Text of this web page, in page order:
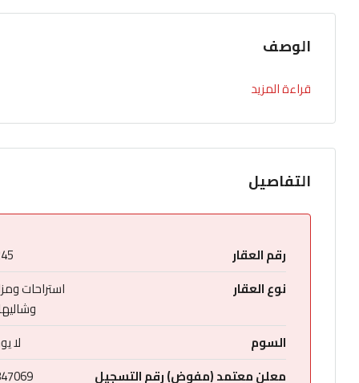
الوصف
قراءة المزيد
التفاصيل
رقم العقار
نوع العقار
استراحات
السوم لا
معلن معتمد (مفوض) رقم التسجيل